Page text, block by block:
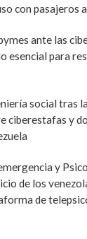
con pasajeros
ante las
esencial para
social tras
ciberestafas y
y
de los
de